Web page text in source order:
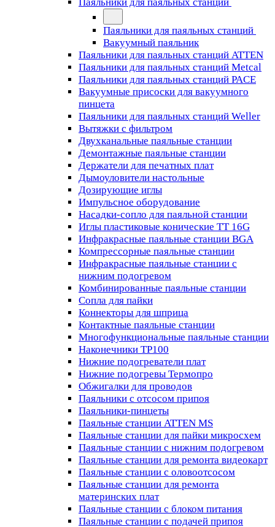
Паяльники для паяльных станций
Вакуумный паяльник
Паяльники для паяльных станций ATTEN
Паяльники для паяльных станций Metcal
Паяльники для паяльных станций PACE
Вакуумные присоски для вакуумного
пинцета
Паяльники для паяльных станций Weller
Вытяжки с фильтром
Двухканальные паяльные станции
Демонтажные паяльные станции
Держатели для печатных плат
Дымоуловители настольные
Дозирующие иглы
Импульсное оборудование
Насадки-сопло для паяльной станции
Иглы пластиковые конические TT 16G
Инфракрасные паяльные станции BGA
Компрессорные паяльные станции
Инфракрасные паяльные станции с
нижним подогревом
Комбинированные паяльные станции
Сопла для пайки
Коннекторы для шприца
Контактные паяльные станции
Многофункциональные паяльные станции
Наконечники TP100
Нижние подогреватели плат
Нижние подогревы Термопро
Обжигалки для проводов
Паяльники с отсосом припоя
Паяльники-пинцеты
Паяльные станции ATTEN MS
Паяльные станции для пайки микросхем
Паяльные станции с нижним подогревом
Паяльные станции для ремонта видеокарт
Паяльные станции с оловоотсосом
Паяльные станции для ремонта
материнских плат
Паяльные станции с блоком питания
Паяльные станции с подачей припоя